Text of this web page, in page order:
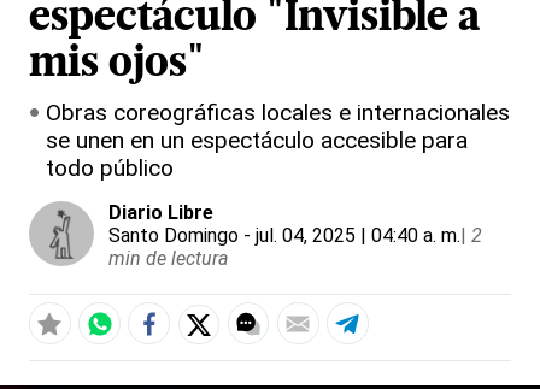
espectáculo "Invisible a
mis ojos"
Obras coreográficas locales e internacionales
se unen en un espectáculo accesible para
todo público
Diario Libre
Santo Domingo - jul. 04, 2025 | 04:40 a. m.| 2
min de lectura